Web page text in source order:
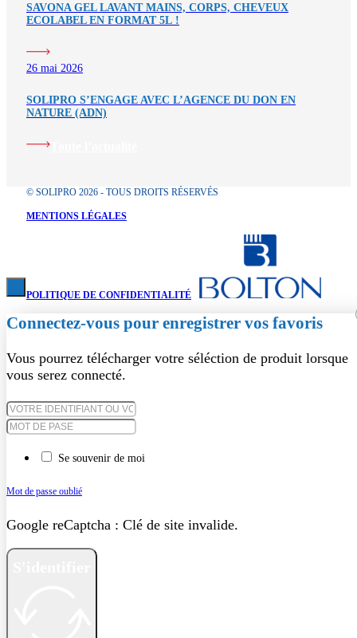
SAVONA GEL LAVANT MAINS, CORPS, CHEVEUX
ECOLABEL EN FORMAT 5L !
26 mai 2026
SOLIPRO S’ENGAGE AVEC L’AGENCE DU DON EN
NATURE (ADN)
© SOLIPRO 2026 - TOUS DROITS RÉSERVÉS
MENTIONS LÉGALES
POLITIQUE DE CONFIDENTIALITÉ
Connectez-vous pour enregistrer vos favoris
Vous pourrez télécharger votre séléction de produit lorsque
vous serez connecté.
Se souvenir de moi
Mot de passe oublié
Google reCaptcha : Clé de site invalide.